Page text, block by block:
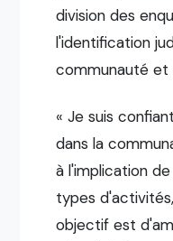
division des
l'identification
communauté et
« Je suis
dans la
à l'implication
types
objectif est